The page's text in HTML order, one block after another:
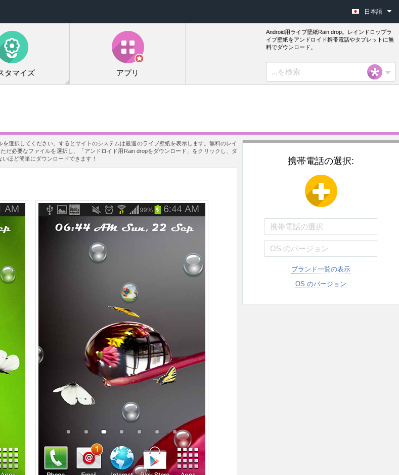
日本語
タマイズ アプリ
Android用ライブ壁紙Rain drop。レインドロップラ
イブ壁紙をアンドロイド携帯電話やタブレットに無
料でダウンロード。
選択してください。するとサイトのシステムは最適のライブ壁紙を表示します。無料のレイ
だ必要なファイルを選択し、「アンドロイド用Rain dropをダウンロード」をクリックし、ダ
ほど簡単にダウンロードできます！
携帯電話の選択:
ブランド一覧の表示
OS のバージョン